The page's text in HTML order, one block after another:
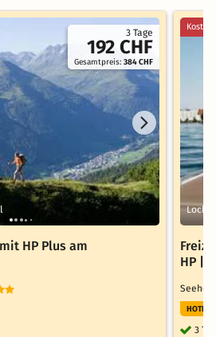
3 Tage
192 CHF
Gesamtpreis:384 CHF
HP Plus am
HP |
3